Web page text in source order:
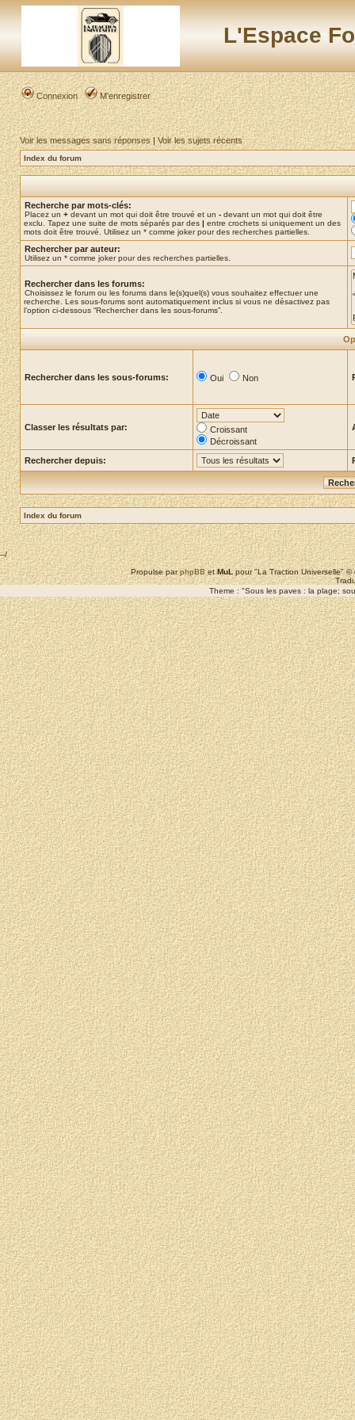
L'Espace
Connexion M’enregistrer
Voir les messages sans réponses|Voir les sujets récents
Index du forum
Recherche par mots-clés:
Placez un + devant un mot qui doit être trouvé et un - devant un mot qui doit être
exclu. Tapez une suite de mots séparés par des | entre crochets si uniquement un des
mots doit être trouvé. Utilisez un * comme joker pour des recherches partielles.
Rechercher par auteur:
Utilisez un * comme joker pour des recherches partielles.
Rechercher dans les forums:
Choisissez le forum ou les forums dans le(s)quel(s) vous souhaitez effectuer une
recherche. Les sous-forums sont automatiquement inclus si vous ne désactivez pas
l’option ci-dessous “Rechercher dans les sous-forums”.
Rechercher dans les sous-forums: Oui Non
Classer les résultats par:
Croissant
Décroissant
Rechercher depuis:
Index du forum
--/
Propulse parphpBBetMuLpour "La Traction Universelle"
Theme : "Sous les paves : la plage;